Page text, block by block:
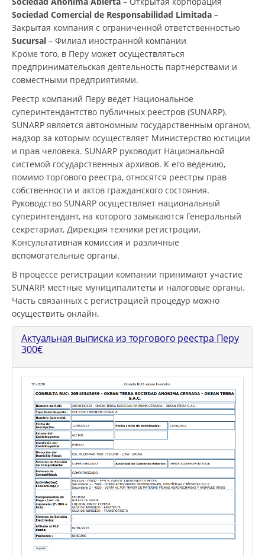
Sociedad Comercial de Responsabilidad Limitada –
Закрытая компания с ограниченной ответственностью
Sucursal – Филиал иностранной компании
Кроме того, в Перу может осуществляться
предпринимательская деятельность партнерствами и
совместными предприятиями.
Реестр компаний Перу ведет Национальное
суперинтендантство публичных реестров (SUNARP).
SUNARP является автономным государственным органом,
надзор за которым осуществляет Министерство юстиции
и прав человека. SUNARP руководит Национальной
системой государственных архивов. К его ведению,
помимо торгового реестра, относятся реестры прав
собственности и актов гражданского состояния.
Руководство SUNARP осуществляет национальный
суперинтендант, на которого замыкаются Генеральный
секретариат, Дирекция техники регистрации,
Консультативная комиссия и различные
вспомогательные органы.
В процессе регистрации компании принимают участие
SUNARP, местные муниципалитеты и налоговые органы.
Часть связанных с регистрацией процедур можно
осуществить онлайн.
Актуальная выписка из торгового реестра Перу
300€